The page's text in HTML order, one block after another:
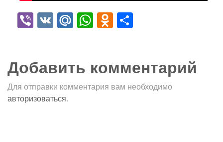
Viber
VK Mail.Ru
WhatsApp
Odnoklassniki
Добавить комментарий
Для отправки комментария вам необходимо
авторизоваться.